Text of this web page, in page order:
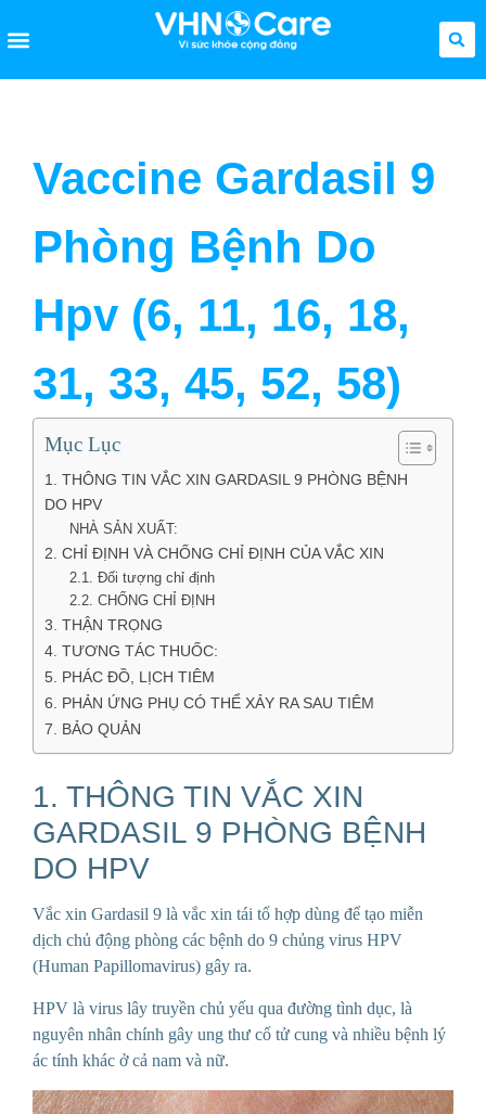
Vaccine Gardasil 9
Phòng Bệnh Do
Hpv (6, 11, 16, 18,
31, 33, 45, 52, 58)
Mục Lục
1. THÔNG TIN VẮC XIN GARDASIL 9 PHÒNG BỆNH
DO HPV
NHÀ SẢN XUẤT:
2. CHỈ ĐỊNH VÀ CHỐNG CHỈ ĐỊNH CỦA VẮC XIN
2.1. Đối tượng chỉ định
2.2. CHỐNG CHỈ ĐỊNH
3. THẬN TRỌNG
4. TƯƠNG TÁC THUỐC:
5. PHÁC ĐỒ, LỊCH TIÊM
6. PHẢN ỨNG PHỤ CÓ THỂ XẢY RA SAU TIÊM
7. BẢO QUẢN
1. THÔNG TIN VẮC XIN
GARDASIL 9 PHÒNG BỆNH
DO HPV
Vắc xin Gardasil 9 là vắc xin tái tổ hợp dùng để tạo miễn
dịch chủ động phòng các bệnh do 9 chủng virus HPV
(Human Papillomavirus) gây ra.
HPV là virus lây truyền chủ yếu qua đường tình dục, là
nguyên nhân chính gây ung thư cổ tử cung và nhiều bệnh lý
ác tính khác ở cả nam và nữ.